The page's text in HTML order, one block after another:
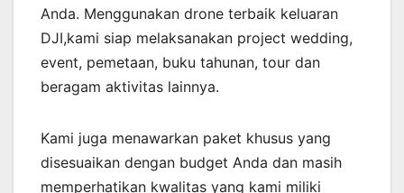
Anda. Menggunakan drone terbaik keluaran
DJI,kami siap melaksanakan project wedding,
event, pemetaan, buku tahunan, tour dan
beragam aktivitas lainnya.
Kami juga menawarkan paket khusus yang
disesuaikan dengan budget Anda dan masih
memperhatikan kwalitas yang kami miliki